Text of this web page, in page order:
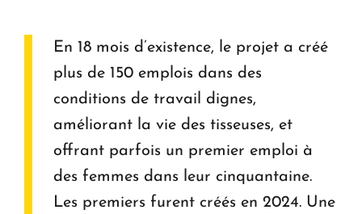
En 18 mois d’existence, le projet a créé
plus de 150 emplois dans des
conditions de travail dignes,
améliorant la vie des tisseuses, et
offrant parfois un premier emploi à
des femmes dans leur cinquantaine.
Les premiers furent créés en 2024. Une